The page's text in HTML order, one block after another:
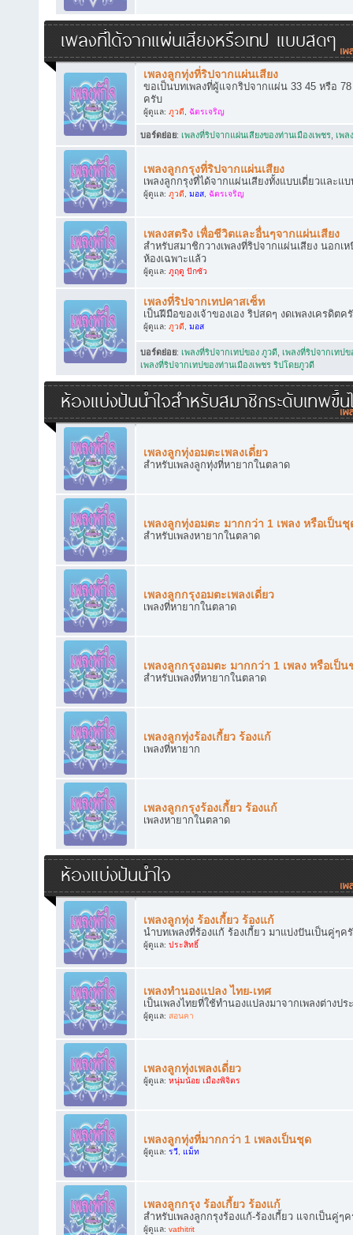
เพลงที่ได้จากแผ่นเสียงหรือเทป แบบสดๆ
เพลงลูกทุ่งที่ริปจากแผ่นเสียง
ขอเป็นบทเพลงที่ผู้แจกริปจากแผ่น 33 45 หรือ 78
ครับ
ผู้ดูแล: ภูวดี, ฉัตรเจริญ
บอร์ดย่อย: เพลงที่ริปจากแผ่นเสียงของท่านเมืองเพชร เพล
เพลงลูกกรุงที่ริปจากแผ่นเสียง
เพลงลูกกรุงที่ได้จากแผ่นเสียงทั้งแบบเดี่ยวและแ
ผู้ดูแล: ภูวดี, มอส, ฉัตรเจริญ
เพลงสตริง เพื่อชีวิตและอื่นๆจากแผ่นเสียง
สำหรับสมาชิกวางเพลงที่ริปจากแผ่นเสียง นอกเ
ห้องเฉพาะแล้ว
ผู้ดูแล: ภูฤดู ปักซัว
เพลงที่ริปจากเทปคาสเซ็ท
เป็นฝีมือของเจ้าของเอง ริปสดๆ งดเพลงเครดิตค
ผู้ดูแล: ภูวดี, มอส
บอร์ดย่อย: เพลงที่ริปจากเทปของ ภูวดี เพลงที่ริปจากเทป
เพลงที่ริปจากเทปของท่านเมืองเพชร ริปโดยภูวดี
ห้องแบ่งปันน้ำใจสำหรับสมาชิกระดับเทพขึ้น
เพลงลูกทุ่งอมตะเพลงเดี่ยว
สำหรับเพลงลูกทุ่งที่หายากในตลาด
เพลงลูกทุ่งอมตะ มากกว่า 1 เพลง หรือเป็นชุ
สำหรับเพลงหายากในตลาด
เพลงลูกกรุงอมตะเพลงเดี่ยว
เพลงที่หายากในตลาด
เพลงลูกกรุงอมตะ มากกว่า 1 เพลง หรือเป็น
สำหรับเพลงที่หายากในตลาด
เพลงลูกทุ่งร้องเกี้ยว ร้องแก้
เพลงที่หายาก
เพลงลูกกรุงร้องเกี้ยว ร้องแก้
เพลงหายากในตลาด
ห้องแบ่งปันน้ำใจ
เพลงลูกทุ่ง ร้องเกี้ยว ร้องแก้
นำบทเพลงที่ร้องแก้ ร้องเกี้ยว มาแบ่งปันเป็นคู่ๆค
ผู้ดูแล: ประสิทธิ์
เพลงทำนองแปลง ไทย-เทศ
เป็นเพลงไทยที่ใช้ทำนองแปลงมาจากเพลงต่างป
ผู้ดูแล: สอนคา
เพลงลูกทุ่งเพลงเดี่ยว
ผู้ดูแล: หนุ่มน้อย เมืองพิจิตร
เพลงลูกทุ่งที่มากกว่า 1 เพลงเป็นชุด
ผู้ดูแล: รวี, แม็ท
เพลงลูกกรุง ร้องเกี้ยว ร้องแก้
สำหรับเพลงลูกกรุงร้องแก้-ร้องเกี้ยว แจกเป็นคู่ๆ
ผู้ดูแล: vathitrit